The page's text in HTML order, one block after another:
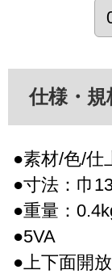
仕様・規
●素材/色/仕
●寸法：巾
●重量：
●5VA
●上下面開放